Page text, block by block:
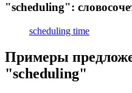
"scheduling":
scheduling time
Примеры
"scheduling"